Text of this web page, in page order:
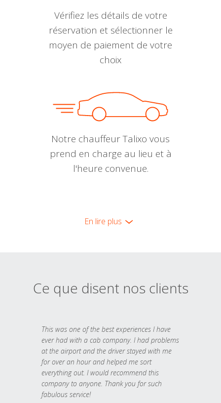
Vérifiez les détails de votre
réservation et sélectionner le
moyen de paiement de votre
choix
Notre chauffeur Talixo vous
prend en charge au lieu et à
l'heure convenue.
En lire plus
Ce que disent nos clients
This was one of the best experiences I have
ever had with a cab company. I had problems
at the airport and the driver stayed with me
for over an hour and helped me sort
everything out. I would recommend this
company to anyone. Thank you for such
fabulous service!